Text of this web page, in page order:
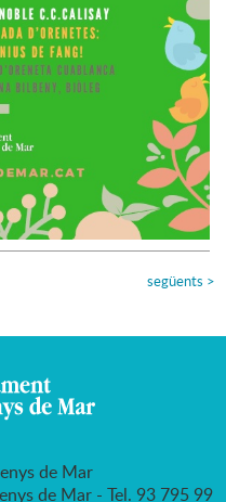
següents >
de Mar
de Mar - Tel. 93 795 99